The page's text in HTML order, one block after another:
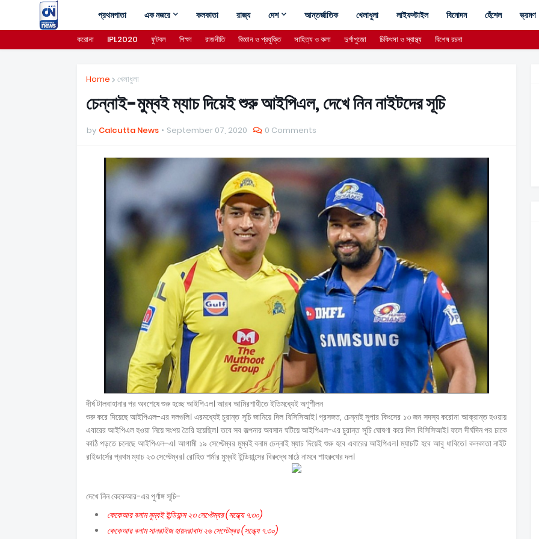
প্রথমপাতা এক নজরে কলকাতা রাজ্য দেশ আন্তর্জাতিক খেলাধুলা লাইফস্টাইল বিনোদন হেঁশেল ভ্রমণ
করোনা IPL2020 ফুটবল শিক্ষা রাজনীতি বিজ্ঞান ও প্রযুক্তি সাহিত্য ও কলা দুর্গাপুজো চিকিৎসা ও স্বাস্থ্য বিশেষ রচনা
Home খেলাধুলা
চেন্নাই-মুম্বই ম্যাচ দিয়েই শুরু আইপিএল, দেখে নিন নাইটদের সূচি
by Calcutta News September 07, 2020 0 Comments
দীর্ঘ টালবাহানার পর অবশেষে শুরু হচ্ছে আইপিএল। আরব আমিরশাহীতে ইতিমধ্যেই অণুশীলন
শুরু করে দিয়েছে আইপিএল-এর দলগুলি। এরমধ্যেই চুরান্ত সূচি জানিয়ে দিল বিসিসিআই। প্রসঙ্গত, চেন্নাই সুপার কিংসের ১৩ জন সদস্য করোনা আক্রান্ত হওয়ায়
এবারের আইপিএল হওয়া নিয়ে সংশয় তৈরি হয়েছিল। তবে সব জল্পনার অবসান ঘটিয়ে আইপিএল-এর চুরান্ত সূচি ঘোষণা করে দিল বিসিসিআই। ফলে দীর্ঘদিন পর ঢাকে
কাঠি পড়তে চলেছে আইপিএল-এ। আগামী ১৯ সেপ্টেম্বর মুম্বই বনাম চেন্নাই ম্যাচ দিয়েই শুরু হবে এবারের আইপিএল। ম্যাচটি হবে আবু ধাবিতে। কলকাতা নাইট
রাইডার্সের প্রথম ম্যাচ ২৩ সেপ্টেম্বর। রোহিত শর্মার মুম্বই ইন্ডিয়ান্সের বিরুদ্ধে মাঠে নামবে শাহরুখের দল।
দেখে নিন কেকেআর-এর পুর্ণাঙ্গ সূচি-
কেকেআর বনাম মুম্বই ইন্ডিয়ান্স ২৩ সেপ্টেম্বর (সন্ধ্যে ৭.৩০)
কেকেআর বনাম সানরাইজ হায়দরাবাদ ২৬ সেপ্টেম্বর (সন্ধ্যে ৭.৩০)